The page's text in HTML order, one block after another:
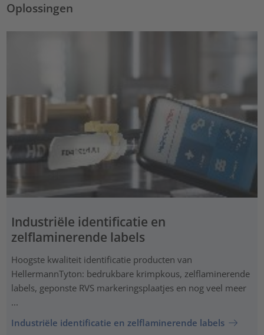
Oplossingen
Industriële identificatie en
zelflaminerende labels
Hoogste kwaliteit identificatie producten van
HellermannTyton: bedrukbare krimpkous, zelflaminerende
labels, geponste RVS markeringsplaatjes en nog veel meer
...
Industriële identificatie en zelflaminerende labels